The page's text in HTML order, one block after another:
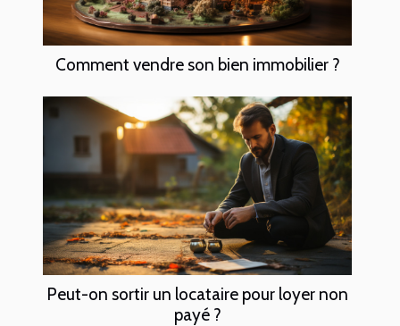
Comment vendre son bien immobilier ?
Peut-on sortir un locataire pour loyer non
payé ?